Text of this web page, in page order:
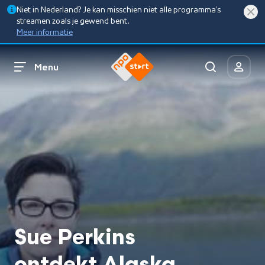
Niet in Nederland? Je kan misschien niet alle programma’s
streamen zoals je gewend bent.
Meer informatie
Menu
Sue Perkins